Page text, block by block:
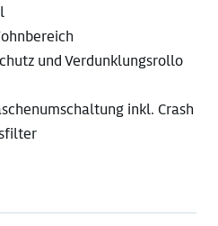
und Verdunklungsrollo
inkl. Crash